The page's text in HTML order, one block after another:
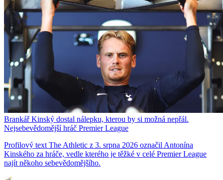
Brankář Kinský dostal nálepku, kterou by si možná nepřál.
Nejsebevědomější hráč Premier League
Profilový text The Athletic z 3. srpna 2026 označil Antonína
Kinského za hráče, vedle kterého je těžké v celé Premier League
najít někoho sebevědomějšího.